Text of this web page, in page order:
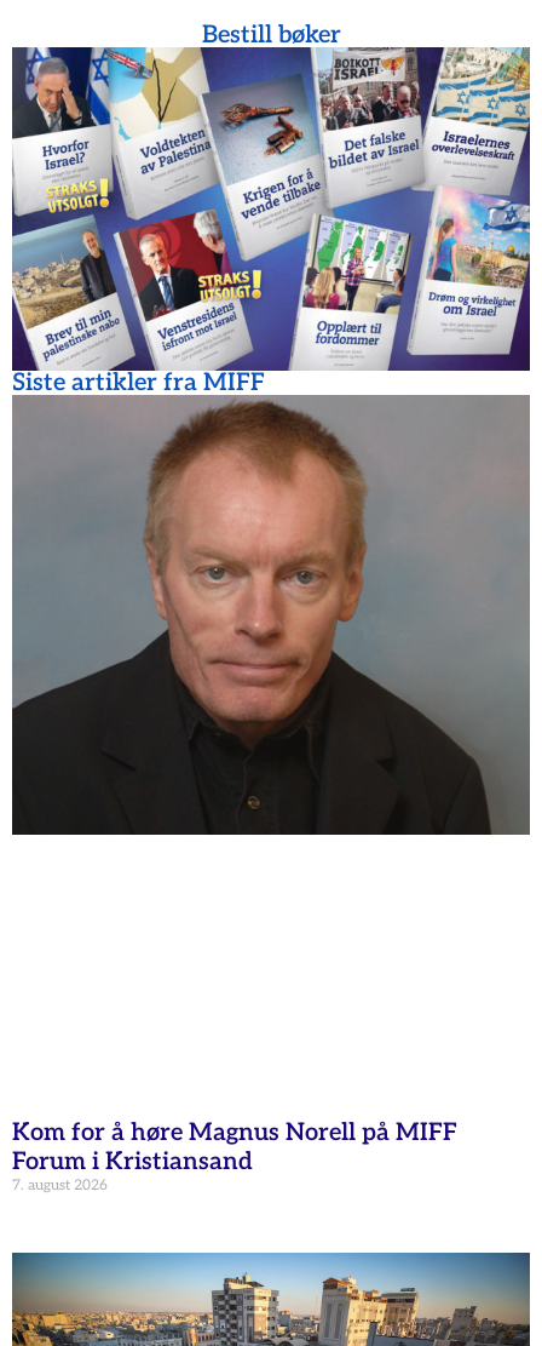
Bestill bøker
Siste artikler fra MIFF
Kom for å høre Magnus Norell på MIFF
Forum i Kristiansand
7. august 2026